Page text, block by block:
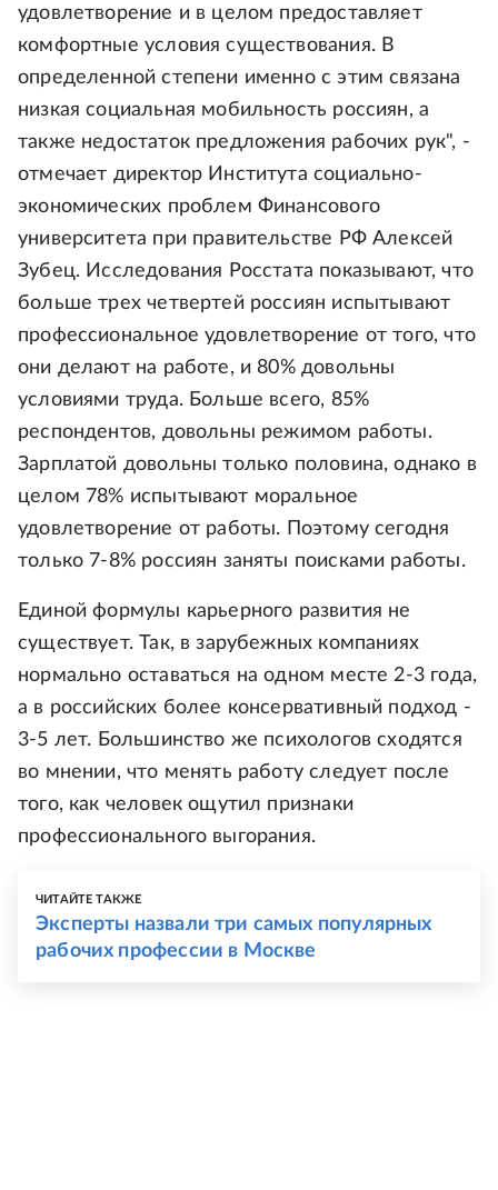
удовлетворение и в целом предоставляет
комфортные условия существования. В
определенной степени именно с этим связана
низкая социальная мобильность россиян, а
также недостаток предложения рабочих рук", -
отмечает директор Института социально-
экономических проблем Финансового
университета при правительстве РФ Алексей
Зубец. Исследования Росстата показывают, что
больше трех четвертей россиян испытывают
профессиональное удовлетворение от того, что
они делают на работе, и 80% довольны
условиями труда. Больше всего, 85%
респондентов, довольны режимом работы.
Зарплатой довольны только половина, однако в
целом 78% испытывают моральное
удовлетворение от работы. Поэтому сегодня
только 7-8% россиян заняты поисками работы.
Единой формулы карьерного развития не
существует. Так, в зарубежных компаниях
нормально оставаться на одном месте 2-3 года,
а в российских более консервативный подход -
3-5 лет. Большинство же психологов сходятся
во мнении, что менять работу следует после
того, как человек ощутил признаки
профессионального выгорания.
ЧИТАЙТЕ ТАКЖЕ
Эксперты назвали три самых популярных
рабочих профессии в Москве